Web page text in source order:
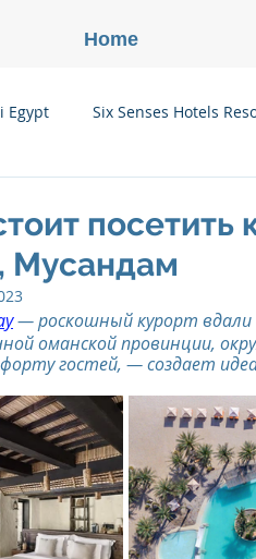
Egypt Six Senses Hotels
Six Senses Douro Valley,
Senses Zil Pasyon, Seychelles
Onlink Insights
The Oberoi Bali,
посетить
Мусандам
— роскошный курорт
оманской провинции,
гостей, — создает
Home